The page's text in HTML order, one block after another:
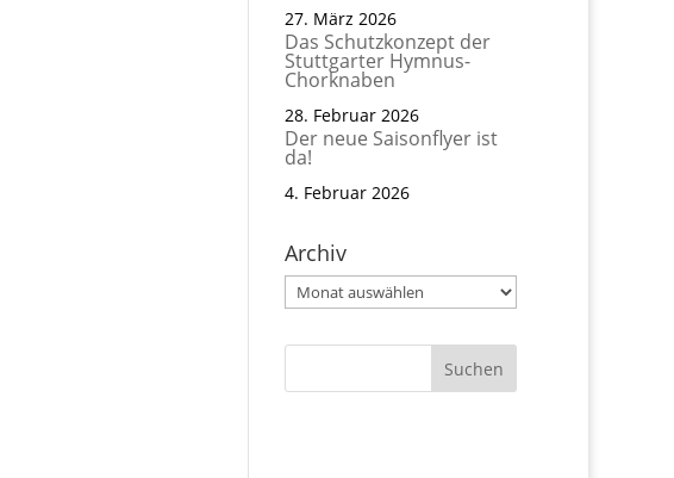
27. März 2026
Das Schutzkonzept der
Stuttgarter Hymnus-
Chorknaben
28. Februar 2026
Der neue Saisonflyer ist
da!
4. Februar 2026
Archiv
Archiv